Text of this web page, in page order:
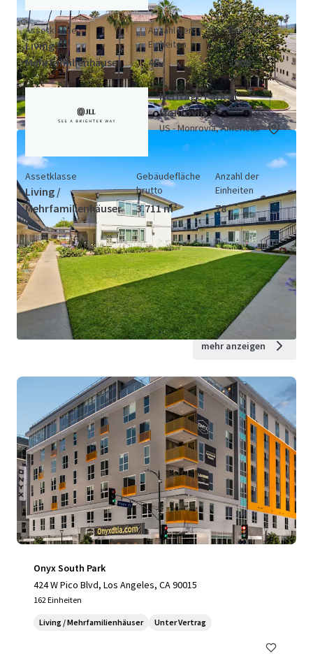
Assetklasse
Living /
Mehrfamilienhäuser
Anzahl der
Einheiten
46
Baujahr
2008
Heritage Park at
Monrovia
US - Monrovia, Americas
Assetklasse
Living /
Mehrfamilienhäuser
Gebäudefläche
brutto
3.711 m²
Anzahl der
Einheiten
78
mehr anzeigen
Onyx South Park
424 W Pico Blvd, Los Angeles, CA 90015
162 Einheiten
Living / Mehrfamilienhäuser Unter Vertrag